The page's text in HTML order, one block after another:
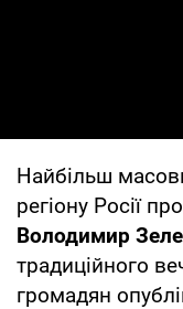
Найбільш
регіону Росії
Володимир
традиційного
громадян